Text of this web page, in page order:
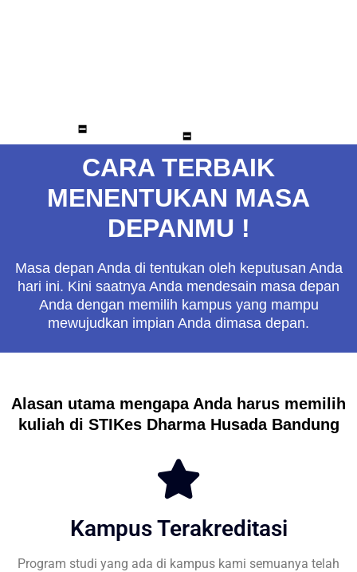
CARA TERBAIK
MENENTUKAN MASA
DEPANMU !
Masa depan Anda di tentukan oleh keputusan Anda
hari ini. Kini saatnya Anda mendesain masa depan
Anda dengan memilih kampus yang mampu
mewujudkan impian Anda dimasa depan.
Alasan utama mengapa Anda harus memilih
kuliah di STIKes Dharma Husada Bandung
Kampus Terakreditasi
Program studi yang ada di kampus kami semuanya telah